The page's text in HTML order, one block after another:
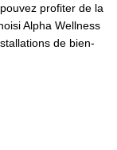
profiter de la
Alpha Wellness
de bien-